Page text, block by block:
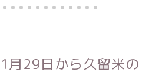
月29日から久留米の